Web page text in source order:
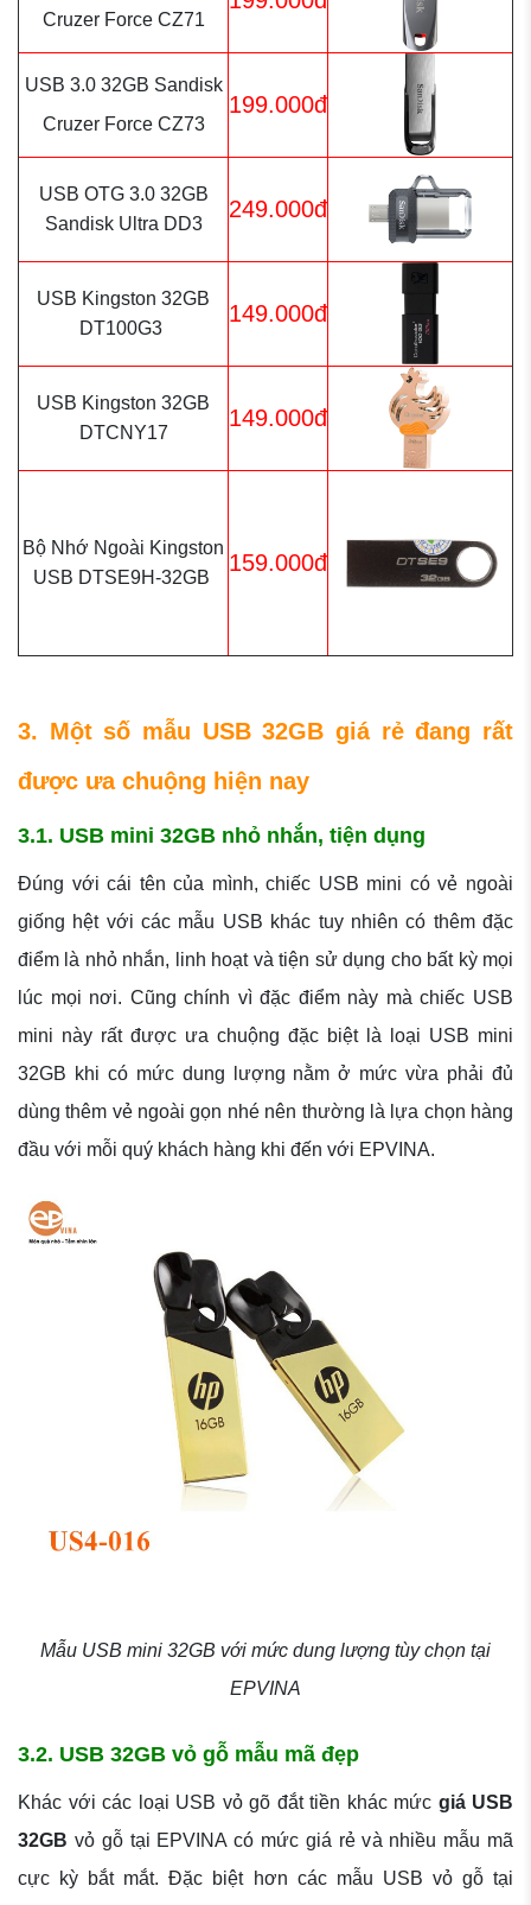
Cruzer Force CZ71
USB 3.0 32GB Sandisk
Cruzer Force CZ73
199.000đ
USB OTG 3.0 32GB
Sandisk Ultra DD3
249.000đ
USB Kingston 32GB
DT100G3
149.000đ
USB Kingston 32GB
DTCNY17
149.000đ
Bộ Nhớ Ngoài Kingston
USB DTSE9H-32GB
159.000đ
3. Một số mẫu USB 32GB giá rẻ đang rất
được ưa chuộng hiện nay
3.1. USB mini 32GB nhỏ nhắn, tiện dụng
Đúng với cái tên của mình, chiếc USB mini có vẻ ngoài
giống hệt với các mẫu USB khác tuy nhiên có thêm đặc
điểm là nhỏ nhắn, linh hoạt và tiện sử dụng cho bất kỳ mọi
lúc mọi nơi. Cũng chính vì đặc điểm này mà chiếc USB
mini này rất được ưa chuộng đặc biệt là loại USB mini
32GB khi có mức dung lượng nằm ở mức vừa phải đủ
dùng thêm vẻ ngoài gọn nhé nên thường là lựa chọn hàng
đầu với mỗi quý khách hàng khi đến với EPVINA.
Mẫu USB mini 32GB với mức dung lượng tùy chọn tại
EPVINA
3.2. USB 32GB vỏ gỗ mẫu mã đẹp
Khác với các loại USB vỏ gõ đắt tiền khác mức giá USB
32GB vỏ gỗ tại EPVINA có mức giá rẻ và nhiều mẫu mã
cực kỳ bắt mắt. Đặc biệt hơn các mẫu USB vỏ gỗ tại